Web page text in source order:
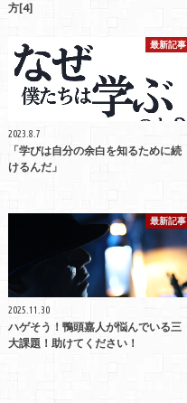
方[4]
最新記事
2023.8.7
「学びは自分の余白を知るために続
けるんだ」
最新記事
2025.11.30
ハゲそう！鴨頭嘉人が悩んでいる三
大課題！助けてください！